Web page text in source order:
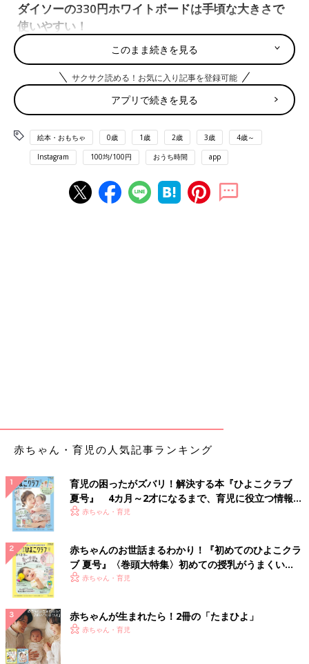
みてくださいね。
ダイソーの330円ホワイトボードは手頃な大きさで
使いやすい！
出典：Instagramアカウント「appi_kurashi」
ダイソーでもたくさんのホワイトボードが販売されています。あ
っぴさんが購入したのは34.5cm×46.5cmサイズで330円のもの。
同じくダイソーの両面マグネットシートをいろいろな形に切り分
け、貼ったり外したりを楽しんでいるそうです。セリアのプッシ
ュピンを使えば賃貸でも壁に取り付けることができ、省スペース
このまま続きを見る
サクサク読める！お気に入り記事を登録可能
アプリで続きを見る
絵本・おもちゃ 0歳 1歳 2歳 3歳 4歳～
Instagram 100均/100円 おうち時間 app
赤ちゃん・育児の人気記事ランキング
育児の困ったがズバリ！解決する本『ひよこクラブ
夏号』 4カ月～2才になるまで、育児に役立つ情報が
いっぱい！
赤ちゃん・育児
赤ちゃんのお世話まるわかり！『初めてのひよこクラ
ブ 夏号』〈巻頭大特集〉初めての授乳がうまくい
く！ おっぱい・ミルクの基本と夏のトラブル 解決テ
赤ちゃん・育児
赤ちゃんが生まれたら！2冊の「たまひよ」
赤ちゃん・育児